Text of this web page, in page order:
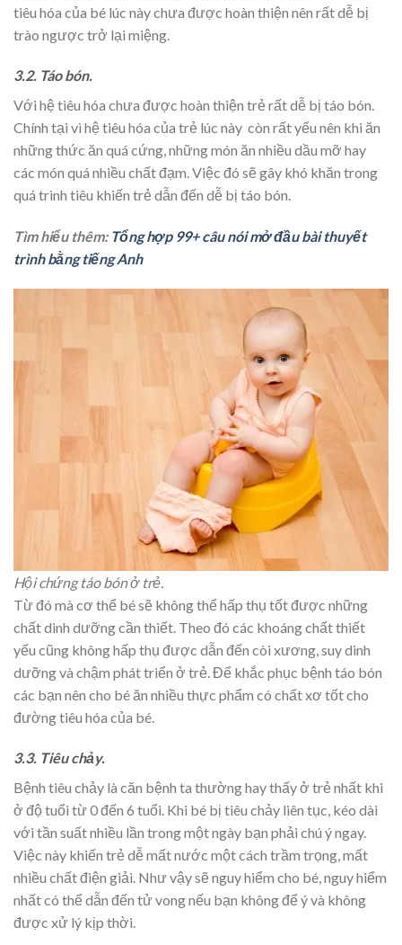
tiêu hóa của bé lúc này chưa được hoàn thiện nên rất dễ bị
trào ngược trở lại miệng.
3.2. Táo bón.
Với hệ tiêu hóa chưa được hoàn thiện trẻ rất dễ bị táo bón.
Chính tại vì hệ tiêu hóa của trẻ lúc này còn rất yếu nên khi ăn
những thức ăn quá cứng, những món ăn nhiều dầu mỡ hay
các món quá nhiều chất đạm. Việc đó sẽ gây khó khăn trong
quá trình tiêu khiến trẻ dẫn đến dễ bị táo bón.
Tìm hiểu thêm: Tổng hợp 99+ câu nói mở đầu bài thuyết
trình bằng tiếng Anh
Hội chứng táo bón ở trẻ.
Từ đó mà cơ thể bé sẽ không thể hấp thụ tốt được những
chất dinh dưỡng cần thiết. Theo đó các khoáng chất thiết
yếu cũng không hấp thụ được dẫn đến còi xương, suy dinh
dưỡng và chậm phát triển ở trẻ. Để khắc phục bệnh táo bón
các bạn nên cho bé ăn nhiều thực phẩm có chất xơ tốt cho
đường tiêu hóa của bé.
3.3. Tiêu chảy.
Bệnh tiêu chảy là căn bệnh ta thường hay thấy ở trẻ nhất khi
ở độ tuổi từ 0 đến 6 tuổi. Khi bé bị tiêu chảy liên tục, kéo dài
với tần suất nhiều lần trong một ngày bạn phải chú ý ngay.
Việc này khiến trẻ dễ mất nước một cách trầm trọng, mất
nhiều chất điện giải. Như vậy sẽ nguy hiểm cho bé, nguy hiểm
nhất có thể dẫn đến tử vong nếu bạn không để ý và không
được xử lý kịp thời.